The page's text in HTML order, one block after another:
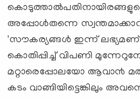
അപ്പോള്‍തന്നെ
'സൗകര്യങ്ങള്‍ ഇന്ന്
കൊതിപ്പിച്ച് വിപണി
മറ്റാരെപ്പോലയോ ആവാ൯
കടം വാങ്ങിയിട്ടെങ്കിലും